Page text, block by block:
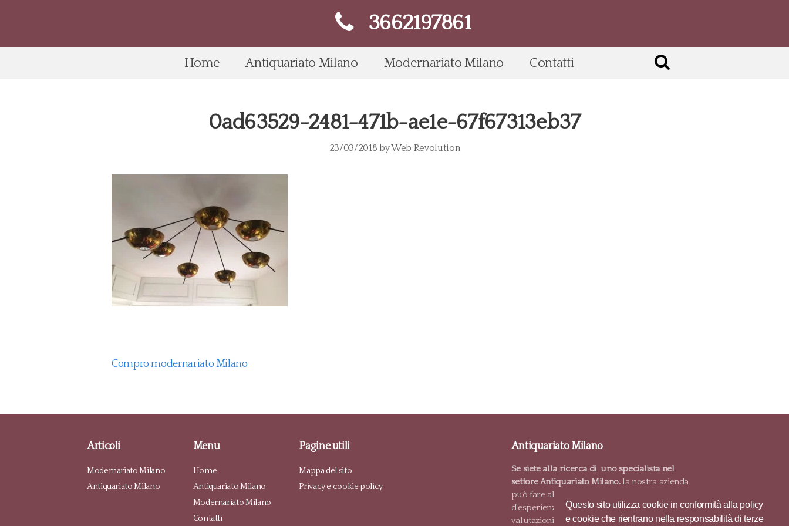
Questo sito utilizza cookie in conformità alla policy
e cookie che rientrano nella responsabilità di terze
3662197861
Home Antiquariato Milano Modernariato Milano Contatti
0ad63529-2481-471b-ae1e-67f67313eb37
23/03/2018 byWeb Revolution
Compro modernariato Milano
Articoli
Modernariato Milano
Antiquariato Milano
Menu
Home
Antiquariato Milano
Modernariato Milano
Contatti
Pagine utili
Mappa del sito
Privacy e cookie policy
Antiquariato Milano
Se siete alla ricerca di uno specialista nel
settore Antiquariato Milano.la nostra azienda
può fare al caso vostro. Con 35 anni
d'esperienza nel settore, proponiamo
valutazioni gratuite e pagamenti in contanti.